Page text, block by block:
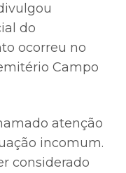
do
ocorreu no
Campo
atenção
incomum.
considerado